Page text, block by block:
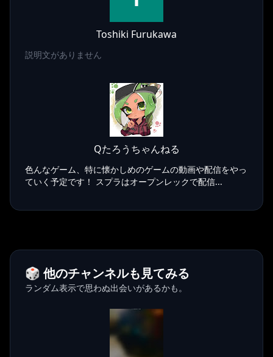
Toshiki Furukawa
説明文がありません
Qたろうちゃんねる
色んなゲーム、特に懐かしめのゲームの動画や配信をやっ
ていく予定です！ スプラはオープンレックで配信...
🎲 他のチャンネルも見てみる
ランダム表示で思わぬ出会いがあるかも。